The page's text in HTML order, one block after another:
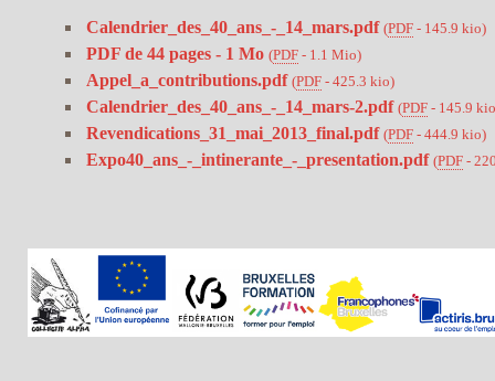
Calendrier_des_40_ans_-_14_mars.pdf (PDF- 145.9 kio)
PDF de 44 pages - 1 Mo (PDF- 1.1 Mio)
Appel_a_contributions.pdf (PDF- 425.3 kio)
Calendrier_des_40_ans_-_14_mars-2.pdf (PDF- 145.9 kio
Revendications_31_mai_2013_final.pdf (PDF- 444.9 kio)
Expo40_ans_-_intinerante_-_presentation.pdf (PDF-